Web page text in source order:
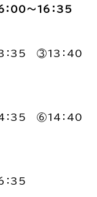
：00～16：35
：35 ③13：40
：35 ⑥14：40
35